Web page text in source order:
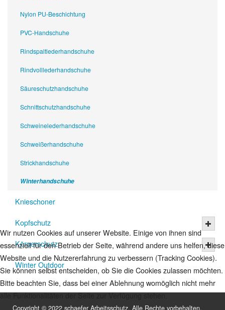
Nylon PU-Beschichtung
PVC-Handschuhe
Rindspaltlederhandschuhe
Rindvolllederhandschuhe
Säureschutzhandschuhe
Schnittschutzhandschuhe
Schweinelederhandschuhe
Schweißerhandschuhe
Strickhandschuhe
Winterhandschuhe
Knieschoner
Kopfschutz
Körperschutz
Winter Outdoor
Copyright © 2022 schaefer Arbeitsschutz. Alle Rechte vorbehalten.
Wir nutzen Cookies auf unserer Website. Einige von ihnen sind
essenziell für den Betrieb der Seite, während andere uns helfen, diese
Website und die Nutzererfahrung zu verbessern (Tracking Cookies).
Sie können selbst entscheiden, ob Sie die Cookies zulassen möchten.
Bitte beachten Sie, dass bei einer Ablehnung womöglich nicht mehr
alle Funktionalitäten der Seite zur Verfügung stehen.